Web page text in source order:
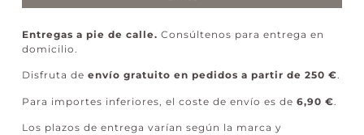
Entregas a pie de calle. Consúltenos para entrega en
domicilio.
Disfruta de envío gratuito en pedidos a partir de 250 €.
Para importes inferiores, el coste de envío es de 6,90 €
Los plazos de entrega varían según la marca y